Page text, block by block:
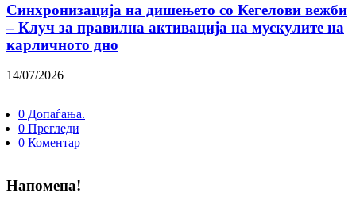
Синхронизација на дишењето со Кегелови вежби
– Клуч за правилна активација на мускулите на
карличното дно
14/07/2026
0 Допаѓања.
0 Прегледи
0 Коментар
Напомена!